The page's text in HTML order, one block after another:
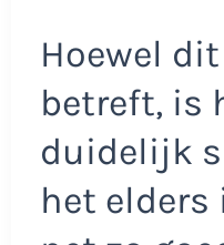
Hoewel
betreft, is
duidelijk
het